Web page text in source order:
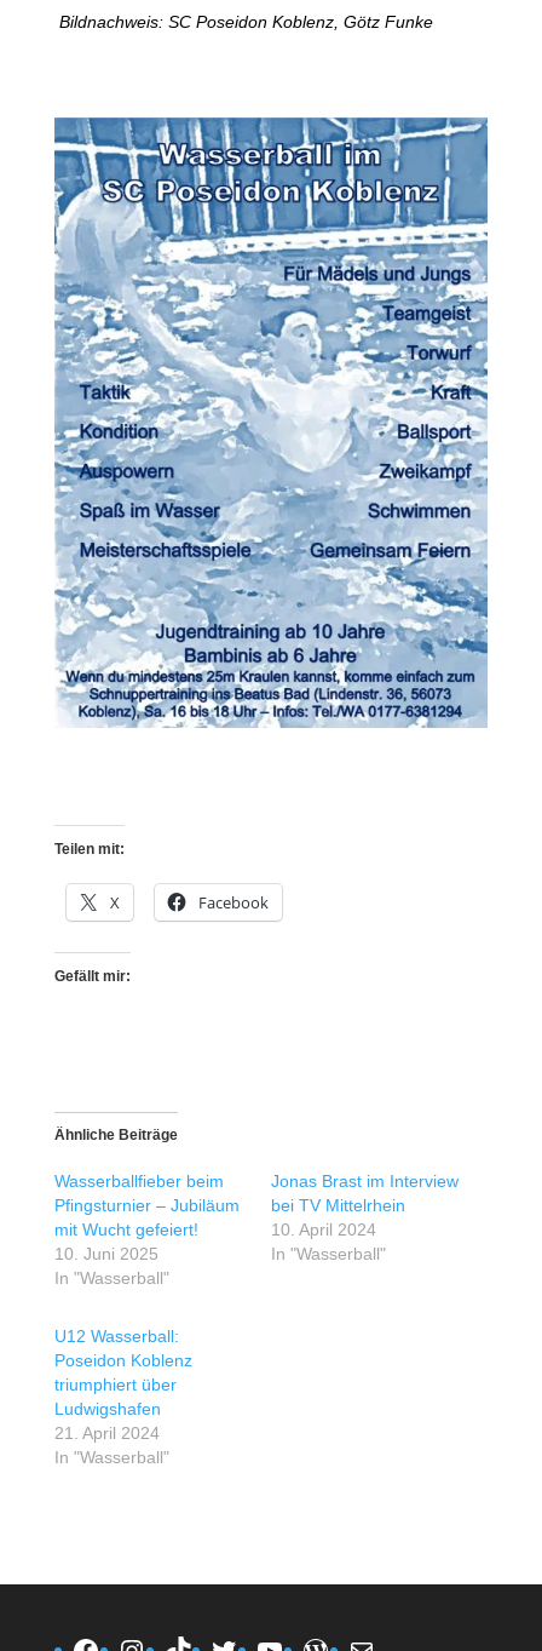
Bildnachweis: SC Poseidon Koblenz, Götz Funke
Teilen mit:
X Facebook
Gefällt mir:
Ähnliche Beiträge
Wasserballfieber beim
Pfingsturnier – Jubiläum
mit Wucht gefeiert!
10. Juni 2025
In "Wasserball"
Jonas Brast im Interview
bei TV Mittelrhein
10. April 2024
In "Wasserball"
U12 Wasserball:
Poseidon Koblenz
triumphiert über
Ludwigshafen
21. April 2024
In "Wasserball"